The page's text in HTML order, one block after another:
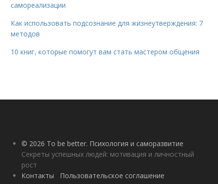
самореализации
Как использовать подсознание для жизнеутверждения: 7
методов
10 книг, которые помогут вам стать мастером общения
© 2026 To be better. Психология и саморазвитие
Секреты успешных людей: мотивация и личностный
рост
Контакты
Пользовательское соглашение